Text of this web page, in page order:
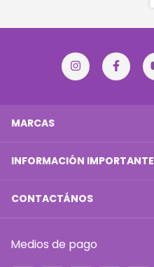
MARCAS
INFORMACIÓN IMPORTANTE
CONTACTÁNOS
Medios de pago